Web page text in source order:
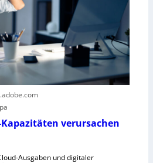
verursachen
Ausgaben und digitaler